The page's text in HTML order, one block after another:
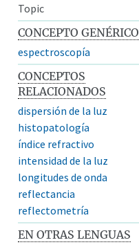
Topic
CONCEPTO GENÉRICO
espectroscopía
CONCEPTOS
RELACIONADOS
dispersión de la luz
histopatología
índice refractivo
intensidad de la luz
longitudes de onda
reflectancia
reflectometría
EN OTRAS LENGUAS